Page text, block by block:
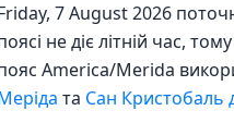
7 August 2026
не діє літній час,
America/Merida
та Сан Кристобаль